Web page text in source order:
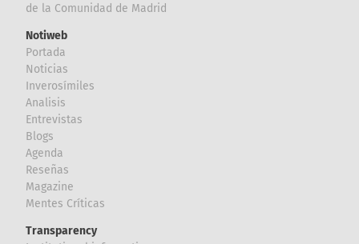
de la Comunidad de Madrid
Notiweb
Portada
Noticias
Inverosímiles
Analisis
Entrevistas
Blogs
Agenda
Reseñas
Magazine
Mentes Críticas
Transparency